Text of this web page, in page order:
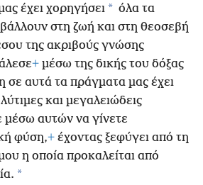
έχει χορηγήσει * όλα τα
στη ζωή και στη θεοσεβή
της ακριβούς γνώσης
+ μέσω της δικής του δόξας
σε αυτά τα πράγματα μας έχει
και μεγαλειώδεις
μέσω αυτών να γίνετε
φύση,+ έχοντας ξεφύγει από τη
η οποία προκαλείται από
*